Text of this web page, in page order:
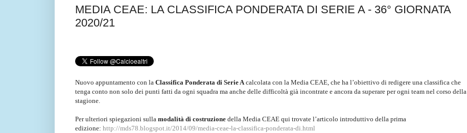
MEDIA CEAE: LA CLASSIFICA PONDERATA DI SERIE A - 36° GIORNATA
2020/21
Nuovo appuntamento con la Classifica Ponderata di Serie Acalcolata con la Media CEAE, che ha l’obiettivo di redigere una classifica che
tenga conto non solo dei punti fatti da ogni squadra ma anche delle difficoltà già incontrate e ancora da superare per ogni team nel corso della
stagione.
Per ulteriori spiegazioni sulla modalità di costruzione della Media CEAE qui trovate l’articolo introduttivo della prima
edizione: http://mds78.blogspot.it/2014/09/media-ceae-la-classifica-ponderata-di.html